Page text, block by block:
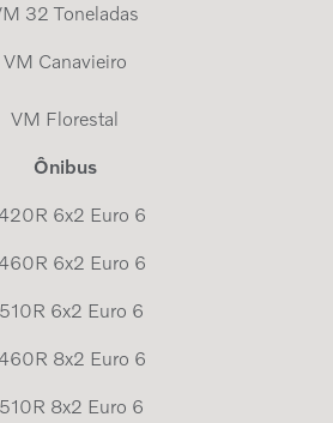
32 Toneladas
VM Canavieiro
VM Florestal
Ônibus
6x2 Euro 6
6x2 Euro 6
6x2 Euro 6
8x2 Euro 6
8x2 Euro 6